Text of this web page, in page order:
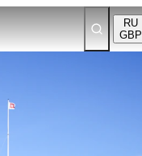
RU
GBP